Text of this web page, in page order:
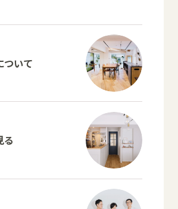
ついて
る